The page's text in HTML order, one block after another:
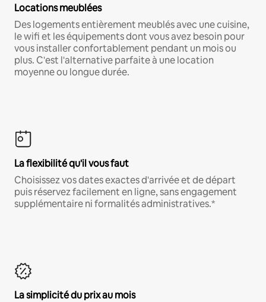
Locations meublées
Des logements entièrement meublés avec une cuisine,
le wifi et les équipements dont vous avez besoin pour
vous installer confortablement pendant un mois ou
plus. C'est l'alternative parfaite à une location
moyenne ou longue durée.
La flexibilité qu'il vous faut
Choisissez vos dates exactes d'arrivée et de départ
puis réservez facilement en ligne, sans engagement
supplémentaire ni formalités administratives.*
La simplicité du prix au mois